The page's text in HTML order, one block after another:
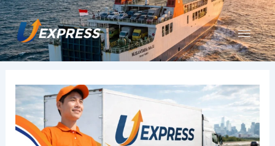
Lewati
ke
konten